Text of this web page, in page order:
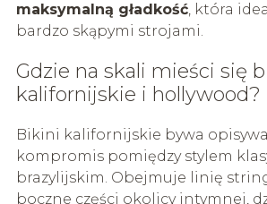
maksymalną gładkość, która
bardzo skąpymi strojami.
Gdzie na skali mieści się
kalifornijskie i hollywood?
Bikini kalifornijskie bywa
kompromis pomiędzy stylem
brazylijskim. Obejmuje linię
boczne części okolicy intymnej,